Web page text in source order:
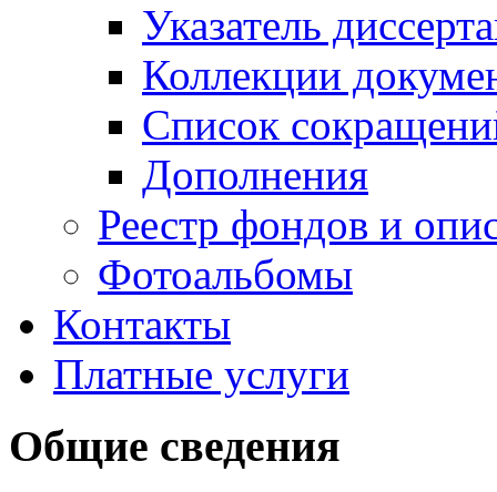
Указатель
Коллекции
Список
Дополнения
Реестр фондов и
Фотоальбомы
Контакты
Платные услуги
Общие сведения